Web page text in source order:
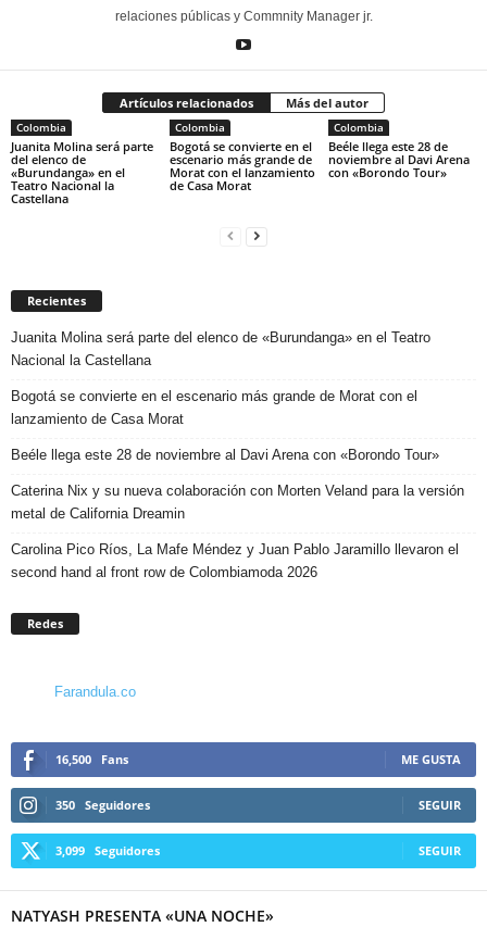
relaciones públicas y Commnity Manager jr.
Artículos relacionados Más del autor
Colombia
Juanita Molina será parte
del elenco de
«Burundanga» en el
Teatro Nacional la
Castellana
Colombia
Bogotá se convierte en el
escenario más grande de
Morat con el lanzamiento
de Casa Morat
Colombia
Beéle llega este 28 de
noviembre al Davi Arena
con «Borondo Tour»
Recientes
Juanita Molina será parte del elenco de «Burundanga» en el Teatro
Nacional la Castellana
Bogotá se convierte en el escenario más grande de Morat con el
lanzamiento de Casa Morat
Beéle llega este 28 de noviembre al Davi Arena con «Borondo Tour»
Caterina Nix y su nueva colaboración con Morten Veland para la versión
metal de California Dreamin
Carolina Pico Ríos, La Mafe Méndez y Juan Pablo Jaramillo llevaron el
second hand al front row de Colombiamoda 2026
Redes
Farandula.co
16,500 Fans ME GUSTA
350 Seguidores SEGUIR
3,099 Seguidores SEGUIR
NATYASH PRESENTA «UNA NOCHE»